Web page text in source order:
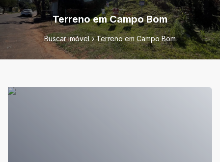
Terreno em Campo Bom
Buscar imóvel Terreno em Campo Bom